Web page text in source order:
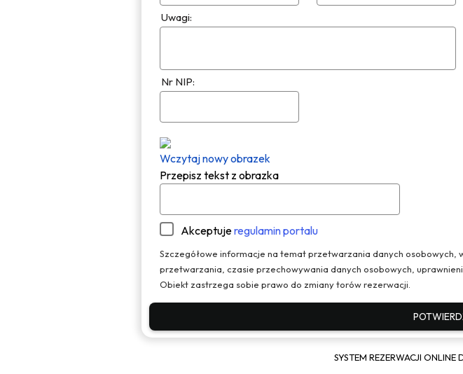
Uwagi:
Nr NIP:
Wczytaj nowy obrazek
Przepisz tekst z obrazka
Akceptujeregulamin portalu
Szczegółowe informacje na temat przetwarzania danych
przetwarzania, czasie przechowywania danych osobowych,
Obiekt zastrzega sobie prawo do zmiany torów rezerwacji.
SYSTEM REZERWACJI ONLINE